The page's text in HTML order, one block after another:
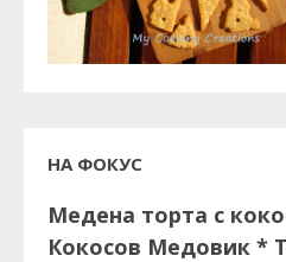
НА ФОКУС
Медена торта с
Кокосов Медовик *